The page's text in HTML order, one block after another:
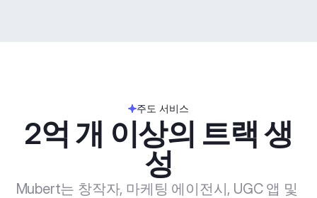
주도 서비스
2억 개 이상의 트랙 생
성
Mubert는 창작자, 마케팅 에이전시, UGC 앱 및